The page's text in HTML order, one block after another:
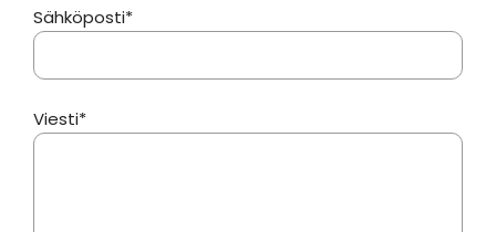
Sähköposti*
Viesti*